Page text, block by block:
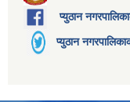
प्युठान
प्युठान